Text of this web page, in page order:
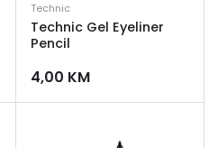
Technic
Technic Gel Eyeliner
Pencil
4,00 KM